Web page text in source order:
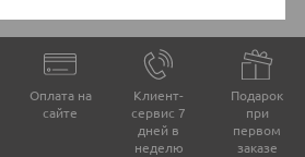
Оплата на
сайте
Клиент-
сервис 7
дней в
неделю
Подарок
при
первом
заказе